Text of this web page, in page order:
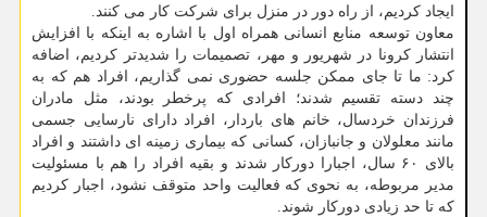
ایجاد کردیم، از راه دور در منزل برای شرکت کار می کنند.
معاون توسعه منابع انسانی همراه اول با اشاره به اینکه با افزایش
انتشار کرونا در شهریور و مهر، تصمیمات را شدیدتر کردیم، اضافه
کرد: ما تا جای ممکن جلسه حضوری نمی گذاریم، افراد هم که به
چند دسته تقسیم شدند؛ افرادی که پرخطر بودند، مثل مادران
فرزندان خردسال، خانم های باردار، افراد دارای نارسایی جسمی
مانند معلولان و جانبازان، کسانی که بیماری زمینه ای داشتند و افراد
بالای ۶۰ سال، اجبارا دورکار شدند و بقیه افراد را هم با مسئولیت
مدیر مربوطه، به نحوی که فعالیت واحد متوقف نشود، اجبار کردیم
که تا حد زیادی دورکار شوند.